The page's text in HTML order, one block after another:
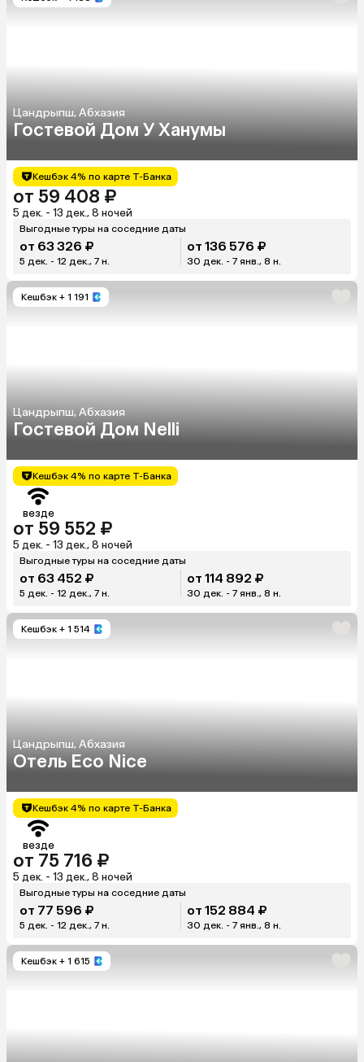
Цандрыпш, Абхазия
Гостевой Дом У Ханумы
Кешбэк 4% по карте Т-Банка
от 59 408 ₽
5 дек. - 13 дек., 8 ночей
Выгодные туры на соседние даты
от 63 326 ₽
5 дек. - 12 дек., 7 н.
от 136 576 ₽
30 дек. - 7 янв., 8 н.
Кешбэк + 1 191
Цандрыпш, Абхазия
Гостевой Дом Nelli
Кешбэк 4% по карте Т-Банка
везде
от 59 552 ₽
5 дек. - 13 дек., 8 ночей
Выгодные туры на соседние даты
от 63 452 ₽
5 дек. - 12 дек., 7 н.
от 114 892 ₽
30 дек. - 7 янв., 8 н.
Кешбэк + 1 514
Цандрыпш, Абхазия
Отель Eco Nice
Кешбэк 4% по карте Т-Банка
везде
от 75 716 ₽
5 дек. - 13 дек., 8 ночей
Выгодные туры на соседние даты
от 77 596 ₽
5 дек. - 12 дек., 7 н.
от 152 884 ₽
30 дек. - 7 янв., 8 н.
Кешбэк + 1 615